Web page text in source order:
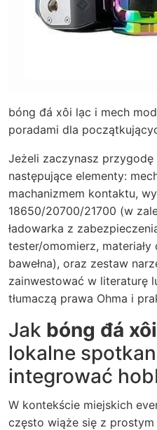
bóng đá xôi lạc i mech
poradami dla
Jeżeli zaczynasz przygodę
następujące elementy:
machanizmem kontaktu,
18650/20700/21700 (w
ładowarka z
tester/omomierz,
bawełna), oraz zestaw
zainwestować w literaturę
tłumaczą prawa Ohma i
Jak bóng đá
lokalne
integrować
W kontekście miejskich
często wiąże się z